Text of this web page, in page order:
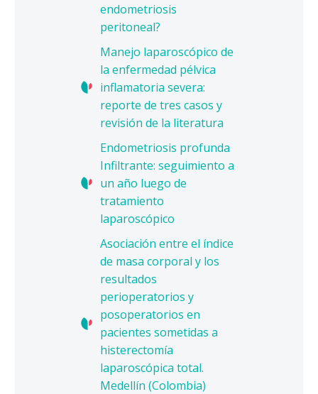
endometriosis
peritoneal?
Manejo laparoscópico de
la enfermedad pélvica
inflamatoria severa:
reporte de tres casos y
revisión de la literatura
Endometriosis profunda
Infiltrante: seguimiento a
un año luego de
tratamiento
laparoscópico
Asociación entre el índice
de masa corporal y los
resultados
perioperatorios y
posoperatorios en
pacientes sometidas a
histerectomía
laparoscópica total.
Medellín (Colombia)